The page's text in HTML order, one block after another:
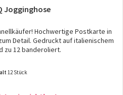
Jogginghose
Hochwertige Postkarte in
Detail. Gedruckt auf italienischem
zu 12 banderoliert.
12 Stück